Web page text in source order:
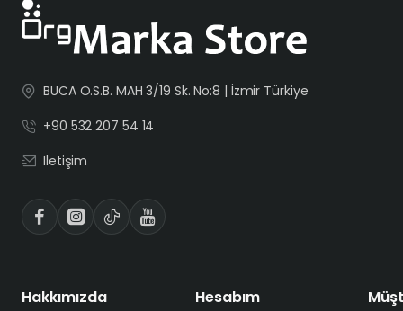
BUCA O.S.B. MAH 3/19 Sk. No:8 | İzmir Türkiye
+90 532 207 54 14
İletişim
Hakkımızda Hesabım